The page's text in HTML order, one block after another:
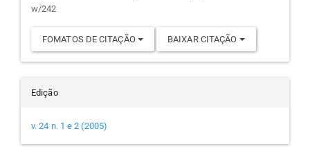
w/242
FOMATOS DE CITAÇÃO BAIXAR CITAÇÃO
Edição
v. 24 n. 1 e 2 (2005)